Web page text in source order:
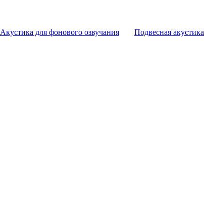
Акустика для фонового озвучания Подвесная акустика